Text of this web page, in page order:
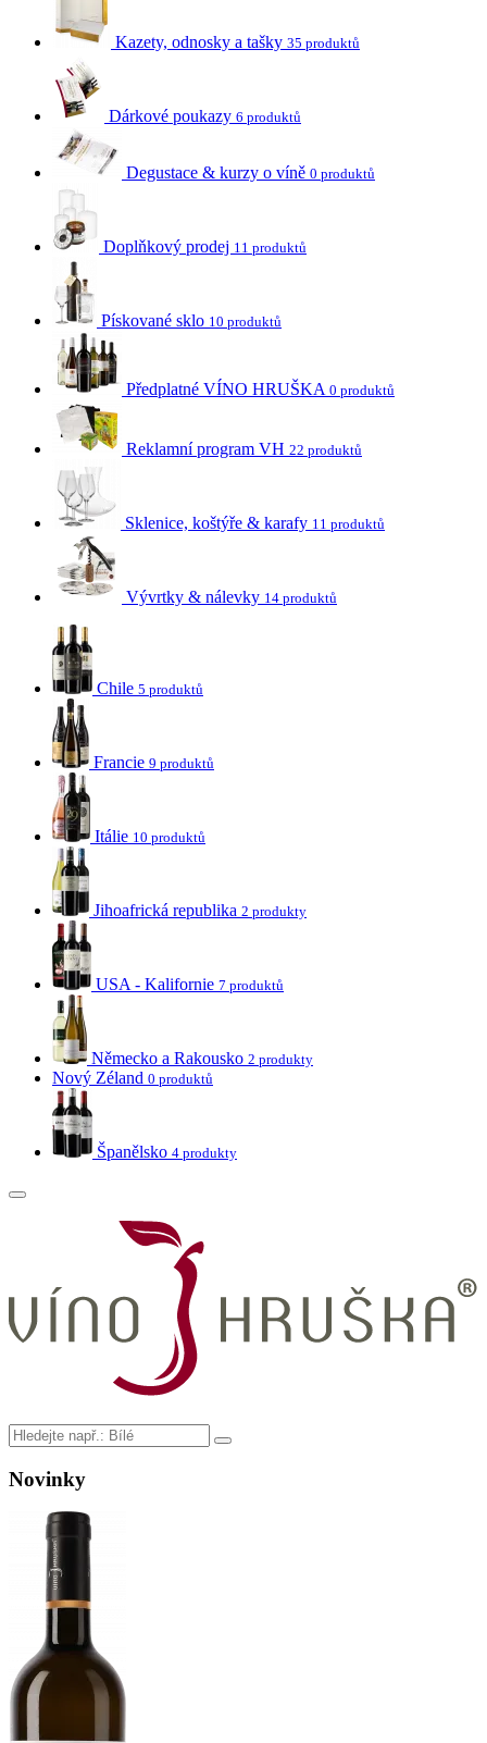
Kazety, odnosky a tašky 35 produktů
Dárkové poukazy 6 produktů
Degustace & kurzy o víně 0 produktů
Doplňkový prodej 11 produktů
Pískované sklo 10 produktů
Předplatné VÍNO HRUŠKA 0 produktů
Reklamní program VH 22 produktů
Sklenice, koštýře & karafy 11 produktů
Vývrtky & nálevky 14 produktů
Chile 5 produktů
Francie 9 produktů
Itálie 10 produktů
Jihoafrická republika 2 produkty
USA - Kalifornie 7 produktů
Německo a Rakousko 2 produkty
Nový Zéland 0 produktů
Španělsko 4 produkty
Novinky